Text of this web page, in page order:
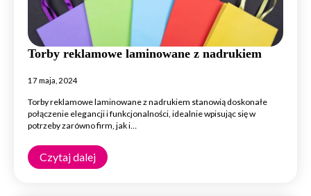
Torby reklamowe laminowane z nadrukiem
17 maja, 2024
Torby reklamowe laminowane z nadrukiem stanowią doskonałe
połączenie elegancji i funkcjonalności, idealnie wpisując się w
potrzeby zarówno firm, jak i…
Czytaj dalej